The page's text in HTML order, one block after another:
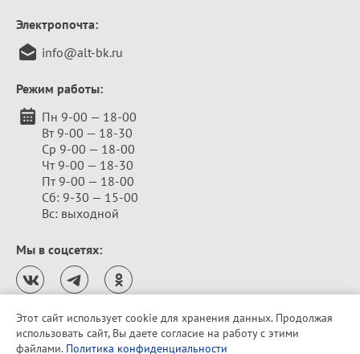
Электропочта:
info@alt-bk.ru
Режим работы:
Пн 9-00 — 18-00
Вт 9-00 — 18-30
Ср 9-00 — 18-00
Чт 9-00 — 18-30
Пт 9-00 — 18-00
Сб: 9-30 — 15-00
Вс: выходной
Мы в соцсетях:
Политика конфиденциальности
Этот сайт использует cookie для хранения данных. Продолжая
использовать сайт, Вы даете согласие на работу с этими
файлами. Политика конфиденциальности